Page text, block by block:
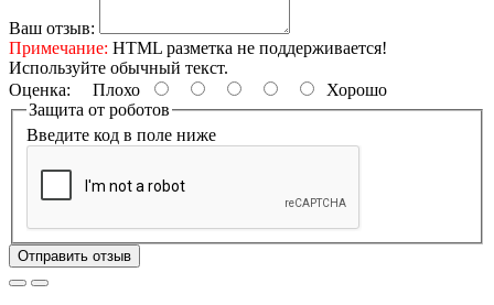
Ваш отзыв:
Примечание: HTML разметка не поддерживается!
Используйте обычный текст.
Оценка: Плохо
Хорошо
Защита от роботов
Введите код в поле ниже
Отправить отзыв